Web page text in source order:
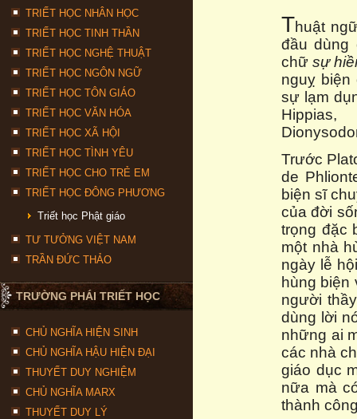
TRIẾT HỌC NHÂN HỌC
TRIẾT HỌC TINH THẦN
TRIẾT HỌC NGHỆ THUẬT
TRIẾT HỌC NGÔN NGỮ
TRIẾT HỌC TÔN GIÁO
TRIẾT HỌC VĂN HÓA
TRIẾT HỌC XÃ HỘI
TRIẾT HỌC TÌNH YÊU
TRIẾT HỌC CHO TRẺ EM
TRIẾT HỌC ĐÔNG PHƯƠNG
Triết học Phật giáo
TƯ TƯỞNG VIỆT NAM
TRẦN ĐỨC THẢO
TRƯỜNG PHÁI TRIẾT HỌC
CHỦ NGHĨA HIỆN SINH
CHỦ NGHĨA HẬU HIỆN ĐẠI
THUYẾT DUY NGHIỆM
CHỦ NGHĨA MARX
THUYẾT DUY LÝ
Thuật
đầu dùng
chữ sự
nguỵ biện
sự lạm
Hippias,
Trước
de
biện sĩ
của đời
trọng đặc
một nhà
ngày lễ
hùng biện
người
dùng lời
những ai
các nhà
giáo dục
nữa mà
thành